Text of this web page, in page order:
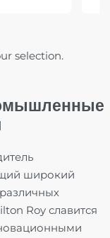
selection.
широкий
Roy славится